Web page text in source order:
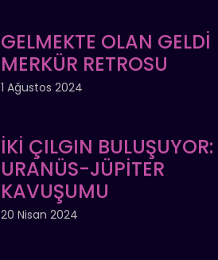
GELMEKTE OLAN GELDİ
MERKÜR RETROSU
1 Ağustos 2024
İKİ ÇILGIN BULUŞUYOR:
URANÜS-JÜPİTER
KAVUŞUMU
20 Nisan 2024